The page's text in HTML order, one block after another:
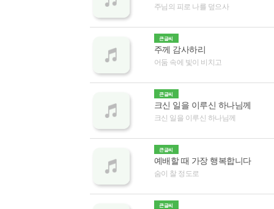
주님의 피로 나를 덮으사
큰글씨
주께 감사하리
어둠 속에 빛이 비치고
큰글씨
크신 일을 이루신 하나님께
크신 일을 이루신 하나님께
큰글씨
예배할 때 가장 행복합니다
숨이 찰 정도로
큰글씨